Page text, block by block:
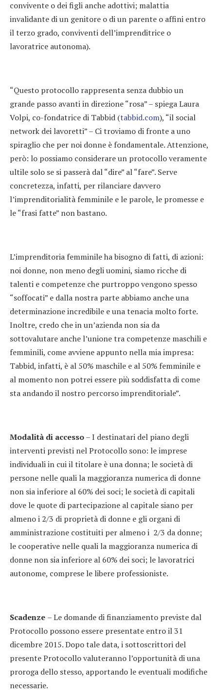
convivente o dei figli anche adottivi; malattia
invalidante di un genitore o di un parente o affini entro
il terzo grado, conviventi dell’imprenditrice o
lavoratrice autonoma).
“Questo protocollo rappresenta senza dubbio un
grande passo avanti in direzione “rosa” – spiega Laura
Volpi, co-fondatrice di Tabbid (tabbid.com), “il social
network dei lavoretti” – Ci troviamo di fronte a uno
spiraglio che per noi donne è fondamentale. Attenzione,
però: lo possiamo considerare un protocollo veramente
ultile solo se si passerà dal “dire” al “fare”. Serve
concretezza, infatti, per rilanciare davvero
l’imprenditorialità femminile e le parole, le promesse e
le “frasi fatte” non bastano.
L’imprenditoria femminile ha bisogno di fatti, di azioni:
noi donne, non meno degli uomini, siamo ricche di
talenti e competenze che purtroppo vengono spesso
“soffocati” e dalla nostra parte abbiamo anche una
determinazione incredibile e una tenacia molto forte.
Inoltre, credo che in un’azienda non sia da
sottovalutare anche l’unione tra competenze maschili e
femminili, come avviene appunto nella mia impresa:
Tabbid, infatti, è al 50% maschile e al 50% femminile e
al momento non potrei essere più soddisfatta di come
sta andando il nostro percorso imprenditoriale”.
Modalità di accesso– I destinatari del piano degli
interventi previsti nel Protocollo sono: le imprese
individuali in cui il titolare è una donna; le società di
persone nelle quali la maggioranza numerica di donne
non sia inferiore al 60% dei soci; le società di capitali
dove le quote di partecipazione al capitale siano per
almeno i 2/3 di proprietà di donne e gli organi di
amministrazione costituiti per almeno i 2/3 da donne;
le cooperative nelle quali la maggioranza numerica di
donne non sia inferiore al 60% dei soci; le lavoratrici
autonome, comprese le libere professioniste.
Scadenze – Le domande di finanziamento previste dal
Protocollo possono essere presentate entro il 31
dicembre 2015. Dopo tale data, i sottoscrittori del
presente Protocollo valuteranno l’opportunità di una
proroga dello stesso, apportando le eventuali modifiche
necessarie.